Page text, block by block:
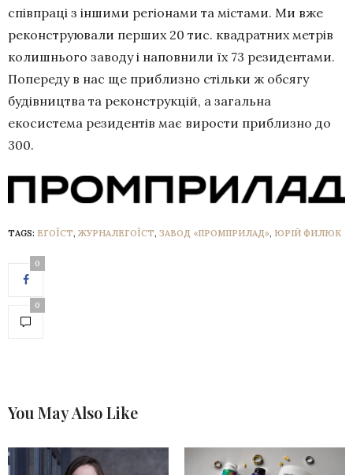
співпраці з іншими регіонами та містами. Ми вже
реконструювали перших 20 тис. квадратних метрів
колишнього заводу і наповнили їх 73 резидентами.
Попереду в нас ще приблизно стільки ж обсягу
будівництва та реконструкцій, а загальна
екосистема резидентів має вирости приблизно до
300.
TAGS: ЕГОЇСТ, ЖУРНАЛЕГОЇСТ, ЗАВОД «ПРОМПРИЛАД», ЮРІЙ ФИЛЮК
0
0
You May Also Like